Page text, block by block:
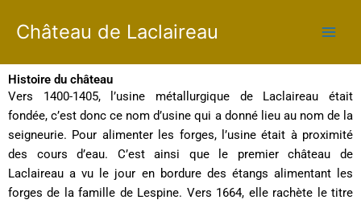
Château de Laclaireau
Histoire du château
Vers 1400-1405, l’usine métallurgique de Laclaireau était
fondée, c’est donc ce nom d’usine qui a donné lieu au nom de la
seigneurie. Pour alimenter les forges, l’usine était à proximité
des cours d’eau. C’est ainsi que le premier château de
Laclaireau a vu le jour en bordure des étangs alimentant les
forges de la famille de Lespine. Vers 1664, elle rachète le titre